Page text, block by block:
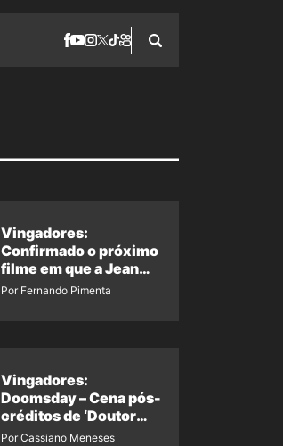
Vingadores:
Confirmado o próximo
filme em que a Jean
Grey irá aparecer
Por Fernando Pimenta
Vingadores:
Doomsday – Cena pós-
créditos de ‘Doutor
Destino’ é revelada
Por Cassiano Meneses